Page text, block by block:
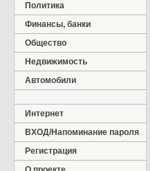
Политика
Финансы, банки
Общество
Недвижимость
Автомобили
Интернет
ВХОД/Напоминание пароля
Регистрация